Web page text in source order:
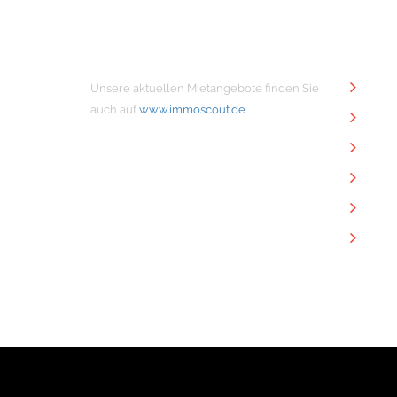
Unsere aktuellen Mietangebote finden Sie
auch auf www.immoscout.de